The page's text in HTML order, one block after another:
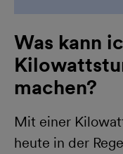
Was kann
machen?
Mit einer
heute in der